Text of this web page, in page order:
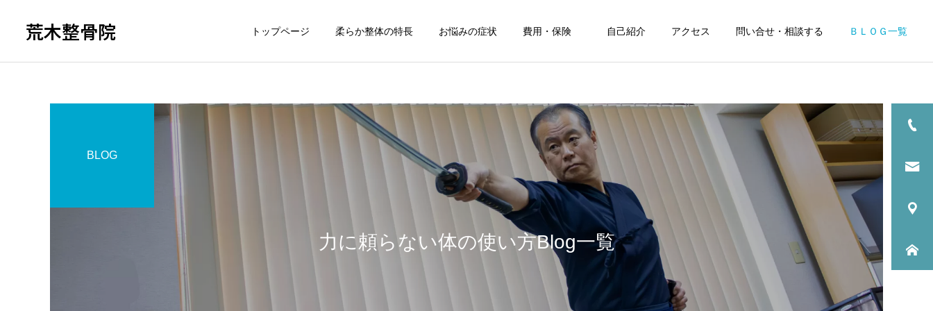
荒木整骨院 トップページ 柔らか整体の特長 お悩みの症状 費用・保険 自己紹介 アクセス 問い合せ・相談する ＢＬＯＧ一覧
力に頼らない体の使い方Blog一覧
BLOG